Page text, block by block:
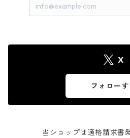
X
フォローす
当ショップは適格請求書